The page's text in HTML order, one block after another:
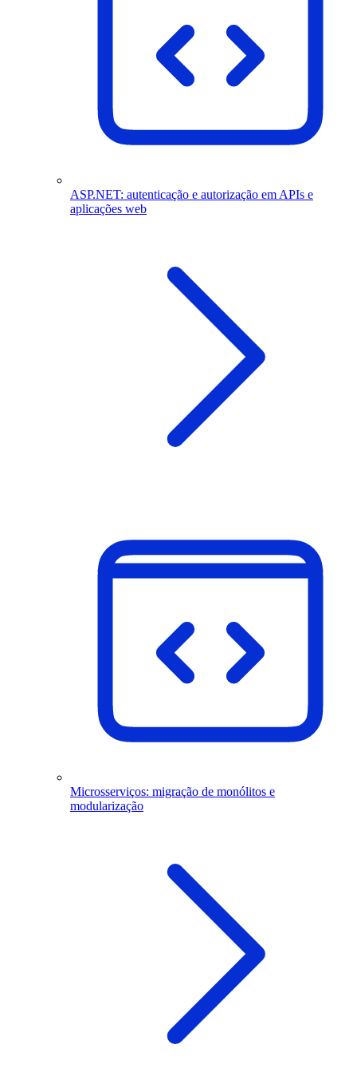
ASP.NET: autenticação e autorização em APIs e
aplicações web
Microsserviços: migração de monólitos e
modularização